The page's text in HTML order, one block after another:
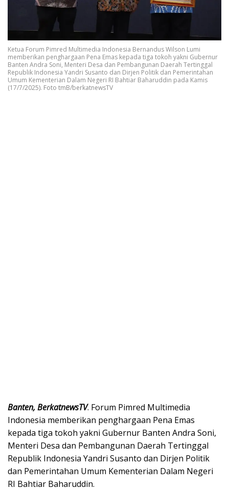
Ketua Forum Pimred Multimedia Indonesia Bernandus Wilson Lumi
memberikan penghargaan Pena Emas kepada tiga tokoh yakni Gubernur
Banten Andra Soni, Menteri Desa dan Pembangunan Daerah Tertinggal
Republik Indonesia Yandri Susanto dan Dirjen Politik dan Pemerintahan
Umum Kementerian Dalam Negeri RI Bahtiar Baharuddin pada Kamis
(17/7/2025). Foto tmB/berkatnewsTV
Banten, BerkatnewsTV. Forum Pimred Multimedia
Indonesia memberikan penghargaan Pena Emas
kepada tiga tokoh yakni Gubernur Banten Andra Soni,
Menteri Desa dan Pembangunan Daerah Tertinggal
Republik Indonesia Yandri Susanto dan Dirjen Politik
dan Pemerintahan Umum Kementerian Dalam Negeri
RI Bahtiar Baharuddin.